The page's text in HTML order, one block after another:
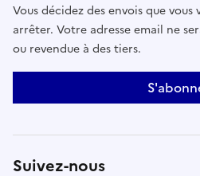
Vous décidez des envois que
arrêter. Votre adresse email ne
ou revendue à des tiers.
Suivez-nous